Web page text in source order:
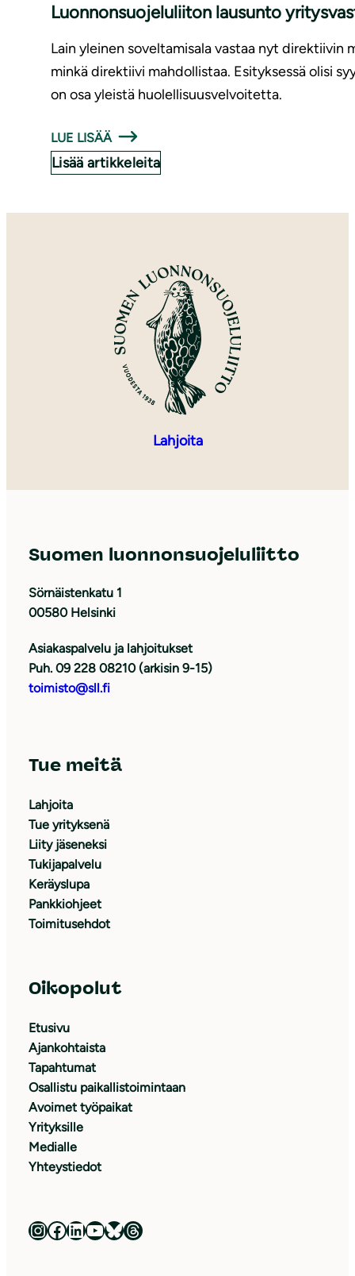
Luonnonsuojeluliiton lausunto
Lain yleinen soveltamisala vastaa nyt direktiivin
minkä direktiivi mahdollistaa. Esityksessä olisi
on osa yleistä huolellisuusvelvoitetta.
LUE LISÄÄ
Lisää artikkeleita
Lahjoita
Suomen luonnonsuojeluliitto
Sörnäistenkatu 1
00580 Helsinki
Asiakaspalvelu ja lahjoitukset
Puh. 09 228 08210 (arkisin 9-15)
toimisto@sll.fi
Tue meitä
Lahjoita
Tue yrityksenä
Liity jäseneksi
Tukijapalvelu
Keräyslupa
Pankkiohjeet
Toimitusehdot
Oikopolut
Etusivu
Ajankohtaista
Tapahtumat
Osallistu paikallistoimintaan
Avoimet työpaikat
Yrityksille
Medialle
Yhteystiedot
Luonnonsuojeluliitto Instagramissa Luonnonsuojeluliitto Facebookissa Luonnonsuojeluliitto LinkedInissä Luonnonsuojeluliiton YouTube-kanava Luonnonsuojeluliitto Blueskyssa Luonnonsuojeluliitto Threadsissa